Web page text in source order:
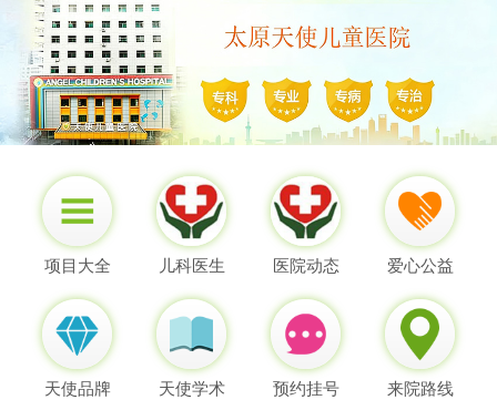
项目大全 儿科医生 医院动态 爱心公益
天使品牌 天使学术 预约挂号 来院路线